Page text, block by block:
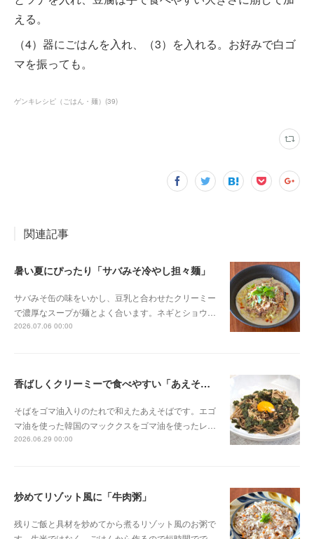
える。
（4）器にごはんを入れ、（3）を入れる。お好みで白ゴ
マを振っても。
ゲンキレシピ（ごはん・麺） (39)
関連記事
暑い夏にぴったり「サバみそ冷やし担々麺」
サバみそ缶の味をいかし、豆乳と合わせたクリーミー
で濃厚なスープが麺とよく合います。ネギとショウ…
2026.07.06 00:00
香ばしくクリーミーで食べやすい「あえそば」
そばをゴマ油入りのたれで和えたあえそばです。エゴ
マ油を使った韓国のマッククスをゴマ油を使ったレ…
2026.06.29 00:00
炒めてリゾット風に「牛肉粥」
残りご飯と具材を炒めてから煮るリゾット風のお粥で